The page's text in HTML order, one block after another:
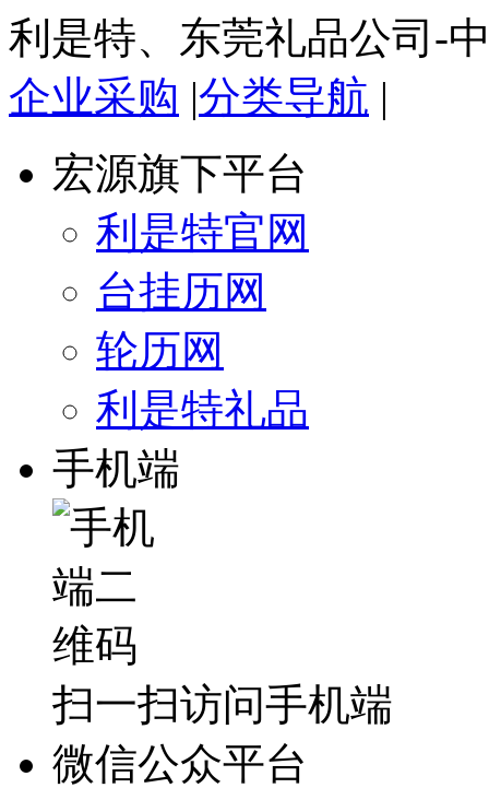
利是特、东莞礼品公司-
企业采购 |分类导航 |
宏源旗下平台
利是特官网
台挂历网
轮历网
利是特礼品
手机端
扫一扫访问手机端
微信公众平台